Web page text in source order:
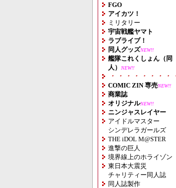
FGO
アイカツ！
ミリタリー
宇宙戦艦ヤマト
ラブライブ！
同人グッズNEW!!
艦隊これくしょん（同
人）
NEW!!
・・・・・・・・
COMIC ZIN 専売NEW!!
商業誌
オリジナルNEW!!
ニンジャスレイヤー
アイドルマスター
シンデレラガールズ
THE iDOL M@STER
進撃の巨人
境界線上のホライゾン
東日本大震災
チャリティー同人誌
同人誌製作